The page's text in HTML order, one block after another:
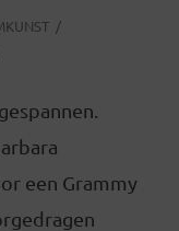
een Grammy